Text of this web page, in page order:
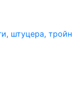
штуцера,